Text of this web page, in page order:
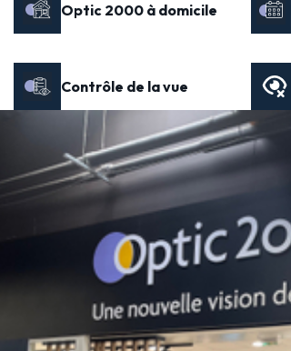
Optic 2000 à domicile
Contrôle de la vue